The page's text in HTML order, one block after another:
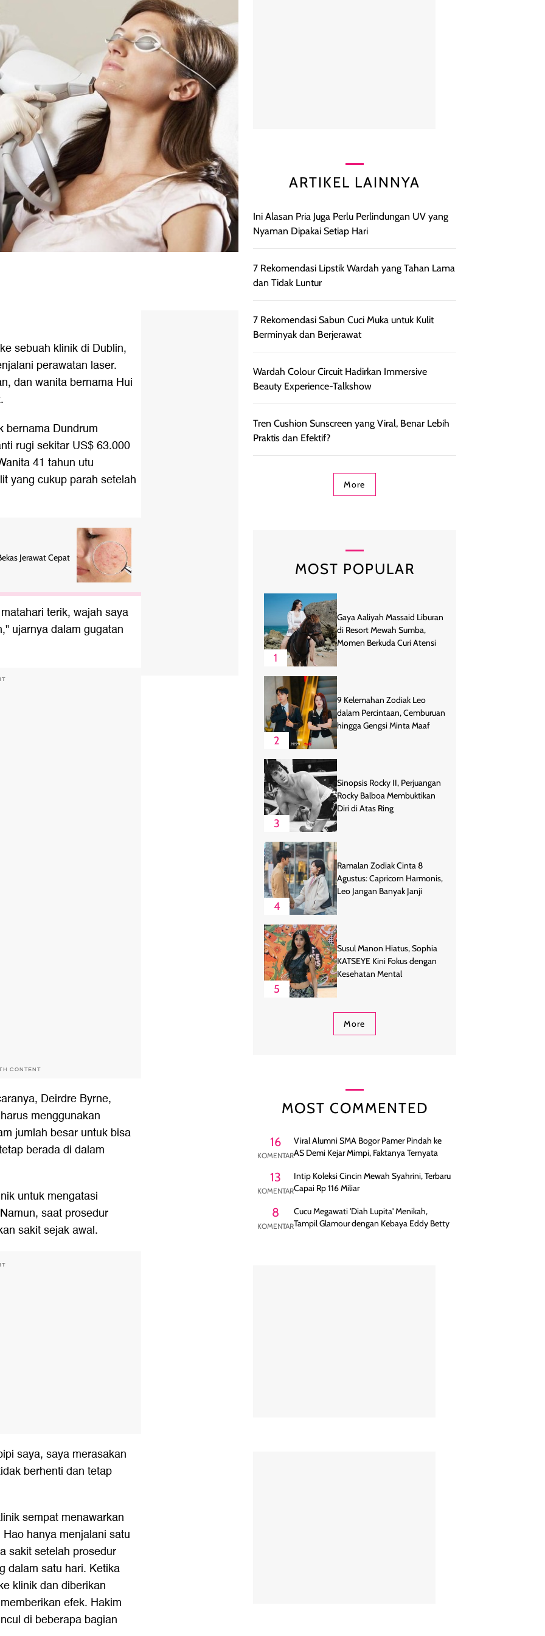
sebuah klinik di Dublin,
perawatan laser.
dan wanita bernama Hui
bernama Dundrum
rugi sekitar US$ 63.000
41 tahun utu
yang cukup parah setelah
Jerawat Cepat
terik, wajah saya
ujarnya dalam gugatan
CONTENT
Deirdre Byrne,
menggunakan
jumlah besar untuk bisa
berada di dalam
untuk mengatasi
saat prosedur
sakit sejak awal.
saya, saya merasakan
berhenti dan tetap
sempat menawarkan
hanya menjalani satu
sakit setelah prosedur
dalam satu hari. Ketika
klinik dan diberikan
efek. Hakim
di beberapa bagian
ARTIKEL LAINNYA
Ini Alasan Pria Juga Perlu Perlindungan UV yang
Nyaman Dipakai Setiap Hari
7 Rekomendasi Lipstik Wardah yang Tahan Lama
dan Tidak Luntur
7 Rekomendasi Sabun Cuci Muka untuk Kulit
Berminyak dan Berjerawat
Wardah Colour Circuit Hadirkan Immersive
Beauty Experience-Talkshow
Tren Cushion Sunscreen yang Viral, Benar Lebih
Praktis dan Efektif?
More
MOST POPULAR
1
Gaya Aaliyah Massaid Liburan
di Resort Mewah Sumba,
Momen Berkuda Curi Atensi
2
9 Kelemahan Zodiak Leo
dalam Percintaan, Cemburuan
hingga Gengsi Minta Maaf
3
Sinopsis Rocky II, Perjuangan
Rocky Balboa Membuktikan
Diri di Atas Ring
4
Ramalan Zodiak Cinta 8
Agustus: Capricorn Harmonis,
Leo Jangan Banyak Janji
5
Susul Manon Hiatus, Sophia
KATSEYE Kini Fokus dengan
Kesehatan Mental
More
MOST COMMENTED
16
KOMENTAR
Viral Alumni SMA Bogor Pamer Pindah ke
AS Demi Kejar Mimpi, Faktanya Ternyata
13
KOMENTAR
Intip Koleksi Cincin Mewah Syahrini, Terbaru
Capai Rp 116 Miliar
8
KOMENTAR
Cucu Megawati 'Diah Lupita' Menikah,
Tampil Glamour dengan Kebaya Eddy Betty